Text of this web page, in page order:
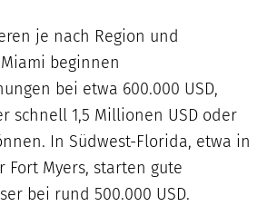
je nach Region und
beginnen
bei etwa 600.000 USD,
schnell 1,5 Millionen USD oder
In Südwest-Florida, etwa in
Fort Myers, starten gute
bei rund 500.000 USD.